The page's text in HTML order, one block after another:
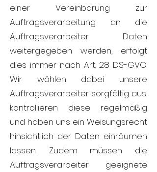
einer Vereinbarung zur
Auftragsverarbeitung an die
Auftragsverarbeiter Daten
weitergegeben werden, erfolgt
dies immer nach Art. 28 DS-GVO.
Wir wählen dabei unsere
Auftragsverarbeiter sorgfältig aus,
kontrollieren diese regelmäßig
und haben uns ein Weisungsrecht
hinsichtlich der Daten einräumen
lassen. Zudem müssen die
Auftragsverarbeiter geeignete